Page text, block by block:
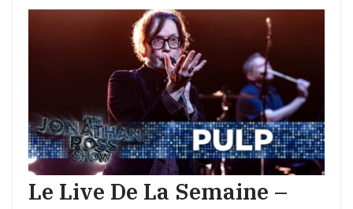
Le Live De La Semaine –